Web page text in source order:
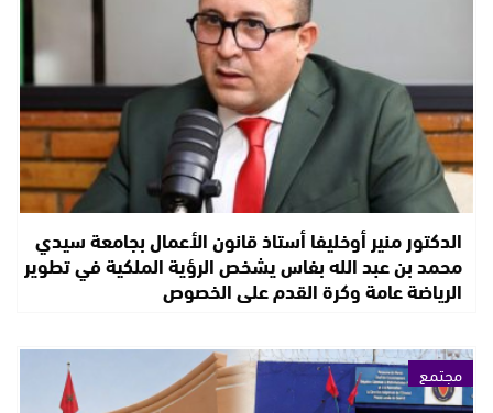
الدكتور منير أوخليفا أستاذ قانون الأعمال بجامعة سيدي
محمد بن عبد الله بفاس يشخص الرؤية الملكية في تطوير
الرياضة عامة وكرة القدم على الخصوص
مجتمع